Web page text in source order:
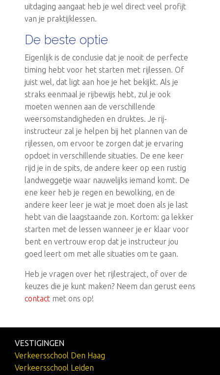
uitdaging aangaat heb je wel direct veel profijt
van je praktijklessen.
De beste optie
Eigenlijk is de conclusie dat je nooit de perfecte
timing hebt voor het starten met rijlessen. Of
juist wel, dat ligt aan hoe je het bekijkt. Als je
straks eenmaal je rijbewijs hebt, zul je ook
moeten wennen aan de verschillende
weersomstandigheden en druktes. Je rij-
instructeur zal je helpen bij het plannen van de
rijlessen, om ervoor te zorgen dat je ervaring
opdoet in verschillende situaties. De ene keer
rijd je in de spits, de andere keer op een rustig
landweggetje waar nauwelijks iemand komt. De
ene keer heb je regen en bewolking, en de
andere keer leer je wat je moet doen als je last
hebt van die laagstaande zon. Kortom: ga lekker
starten met de lessen wanneer je er klaar voor
bent en vertrouw erop dat je instructeur jou
goed leert om met alle situaties om te gaan.
Heb je vragen over het rijlestraject, of over de
keuzes die je kunt maken? Neem dan gerust eens
contact met ons op!
VESTIGINGEN
Verkeersschool Den Haag
Verkeersschool Leiden